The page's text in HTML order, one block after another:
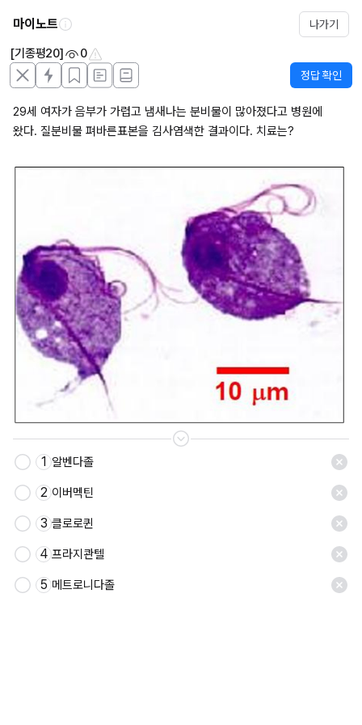
마이노트 나가기
[기종평20] 0
정답 확인
29세 여자가 음부가 가렵고 냄새나는 분비물이 많아졌다고 병원에
왔다. 질분비물 펴바른표본을 김사염색한 결과이다. 치료는?
저장
1 알벤다졸
2 이버멕틴
3 클로로퀸
4 프라지콴텔
5 메트로니다졸